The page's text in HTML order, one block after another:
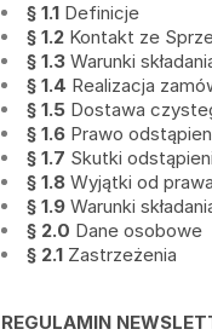
§ 1.1 Definicje
§ 1.2 Kontakt ze
§ 1.3 Warunki
§ 1.4 Realizacja
§ 1.5 Dostawa
§ 1.6 Prawo
§ 1.7 Skutki
§ 1.8 Wyjątki od
§ 1.9 Warunki
§ 2.0 Dane osobowe
§ 2.1 Zastrzeżenia
REGULAMIN